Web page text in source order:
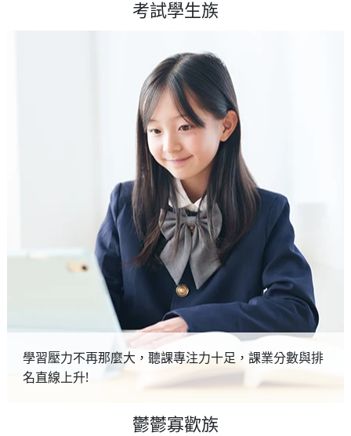
考試學生族
學習壓力不再那麼大，聽課專注力十足，課業分數與排
名直線上升!
鬱鬱寡歡族